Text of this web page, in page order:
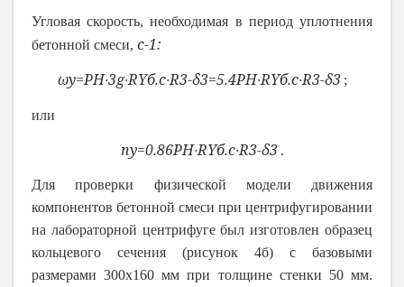
Угловая скорость, необходимая в период уплотнения
бетонной смеси, с-1:
ωy=PH∙3g∙RYб.с∙R3-δ3=5.4PH∙RYб.с∙R3-δ3 ;
или
ny=0.86PH∙RYб.с∙R3-δ3 .
Для проверки физической модели движения
компонентов бетонной смеси при центрифугировании
на лабораторной центрифуге был изготовлен образец
кольцевого сечения (рисунок 4б) с базовыми
размерами 300х160 мм при толщине стенки 50 мм.